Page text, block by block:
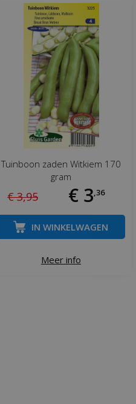
Tuinboon zaden Witkiem 170
gram
€ 3,95 € 3 ,36
Meer info
IN WINKELWAGEN